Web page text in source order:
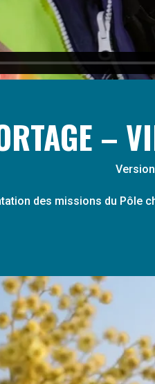
–
des missions du Pôle